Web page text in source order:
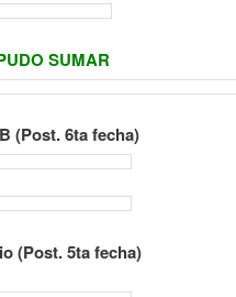
SUMAR
(Post. 6ta fecha)
(Post. 5ta fecha)